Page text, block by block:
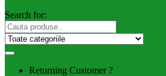
Search for:
Returning Customer ?